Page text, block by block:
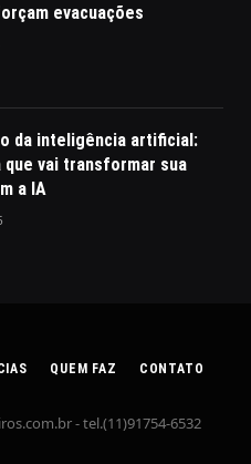
evacuações
da inteligência artificial:
vai transformar sua
a IA
QUEM FAZ CONTATO
- tel.(11)91754-6532